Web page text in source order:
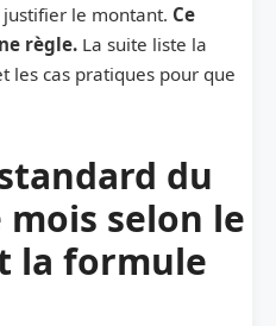
le montant. Ce
règle. La suite liste la
les cas pratiques pour que
du
selon le
la formule